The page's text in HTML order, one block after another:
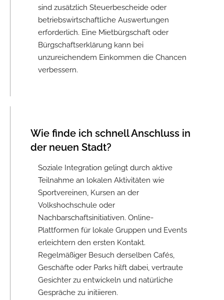
sind zusätzlich Steuerbescheide oder
betriebswirtschaftliche Auswertungen
erforderlich. Eine Mietbürgschaft oder
Bürgschaftserklärung kann bei
unzureichendem Einkommen die Chancen
verbessern.
Wie finde ich schnell Anschluss in
der neuen Stadt?
Soziale Integration gelingt durch aktive
Teilnahme an lokalen Aktivitäten wie
Sportvereinen, Kursen an der
Volkshochschule oder
Nachbarschaftsinitiativen. Online-
Plattformen für lokale Gruppen und Events
erleichtern den ersten Kontakt.
Regelmäßiger Besuch derselben Cafés,
Geschäfte oder Parks hilft dabei, vertraute
Gesichter zu entwickeln und natürliche
Gespräche zu initiieren.